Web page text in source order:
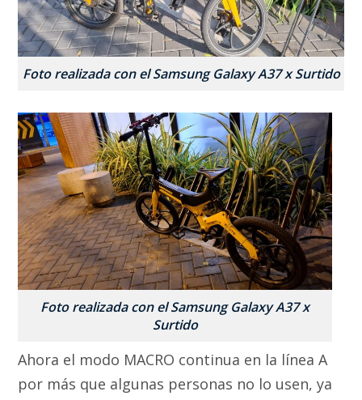
Foto realizada con el Samsung Galaxy A37 x Surtido
Foto realizada con el Samsung Galaxy A37 x
Surtido
Ahora el modo MACRO continua en la línea A
por más que algunas personas no lo usen, ya